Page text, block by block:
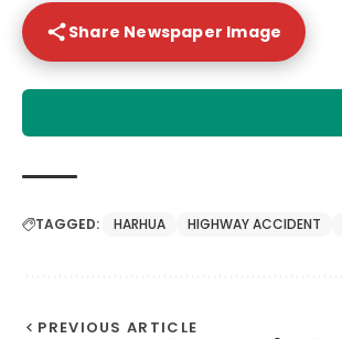
Share Newspaper Image
TAGGED: HARHUA HIGHWAY ACCIDENT
PREVIOUS ARTICLE